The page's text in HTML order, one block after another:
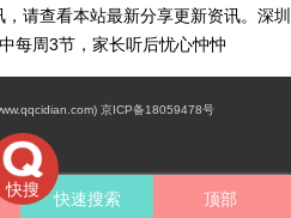
请查看本站最新分享更新资讯。深圳
每周3节，家长听后忧心忡忡
快搜 快速搜索 顶部
京ICP备18059478号